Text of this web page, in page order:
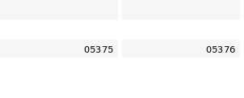
05375 05376